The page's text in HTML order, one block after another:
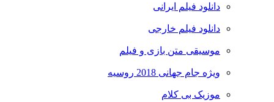
دانلود فیلم ایرانی
دانلود فیلم خارجی
موسیقی متن بازی و فیلم
ویژه جام جهانی 2018 روسیه
موزیک بی کلام